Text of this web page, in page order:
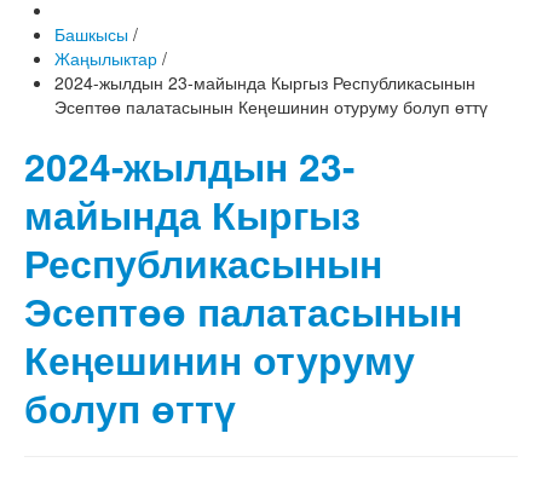
Башкысы /
Жаңылыктар /
2024-жылдын 23-майында Кыргыз Республикасынын
Эсептөө палатасынын Кеңешинин отуруму болуп өттү
2024-жылдын 23-
майында Кыргыз
Республикасынын
Эсептөө палатасынын
Кеңешинин отуруму
болуп өттү